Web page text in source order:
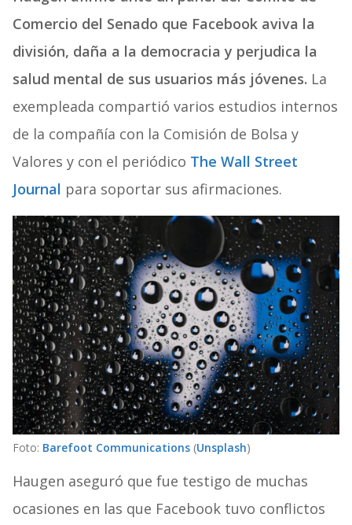
Comercio del Senado que Facebook aviva la
división, daña a la democracia y perjudica la
salud mental de sus usuarios más jóvenes. La
exempleada compartió varios estudios internos
de la compañía con la Comisión de Bolsa y
Valores y con el periódico The Wall Street
Journal para soportar sus afirmaciones.
Foto: Barefoot Communications(Unsplash)
Haugen aseguró que fue testigo de muchas
ocasiones en las que Facebook tuvo conflictos